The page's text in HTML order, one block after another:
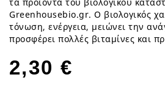
Greenhousebio.gr. Ο βιολογικός
τόνωση, ενέργεια, μειώνει την
προσφέρει πολλές βιταμίνες και
2,30 €